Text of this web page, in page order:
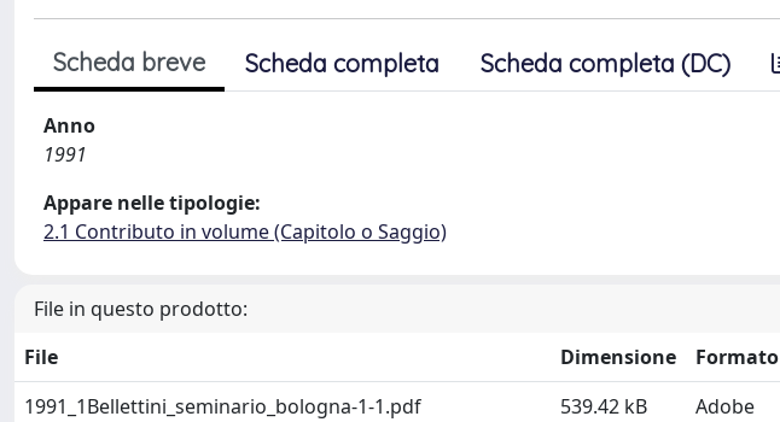
Scheda breve Scheda completa Scheda completa (DC)
Anno
1991
Appare nelle tipologie:
2.1 Contributo in volume (Capitolo o Saggio)
File in questo prodotto:
File
Dimensione
Formato
1991_1Bellettini_seminario_bologna-1-1.pdf
539.42 kB
Adobe